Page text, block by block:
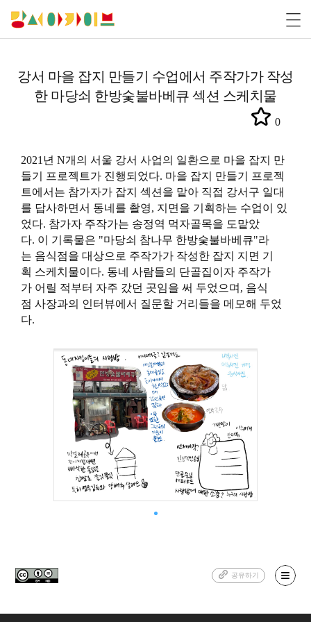
강서 마을 잡지 만들기 수업에서 주작가가 작성
한 마당쇠 한방숯불바베큐 섹션 스케치물
0
2021년 N개의 서울 강서 사업의 일환으로 마을 잡지 만
들기 프로젝트가 진행되었다. 마을 잡지 만들기 프로젝
트에서는 참가자가 잡지 섹션을 맡아 직접 강서구 일대
를 답사하면서 동네를 촬영, 지면을 기획하는 수업이 있
었다. 참가자 주작가는 송정역 먹자골목을 도맡았
다. 이 기록물은 "마당쇠 참나무 한방숯불바베큐"라
는 음식점을 대상으로 주작가가 작성한 잡지 지면 기
획 스케치물이다. 동네 사람들의 단골집이자 주작가
가 어릴 적부터 자주 갔던 곳임을 써 두었으며, 음식
점 사장과의 인터뷰에서 질문할 거리들을 메모해 두었
다.
공유하기